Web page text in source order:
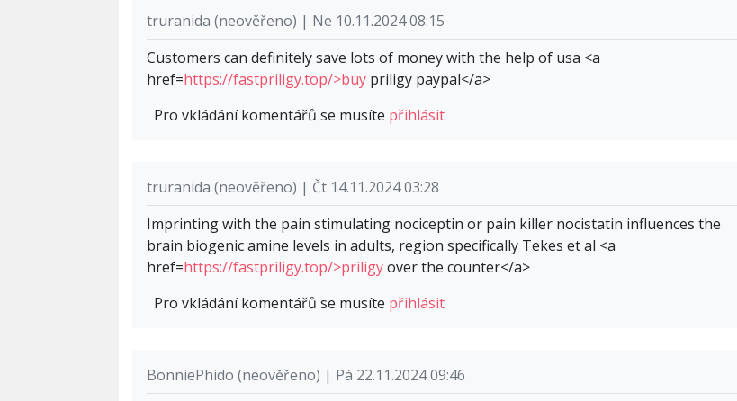
truranida (neověřeno) | Ne 10.11.2024 08:15
Customers can definitely save lots of money with the help of usa <a
href=https://fastpriligy.top/>buy priligy paypal</a>
Pro vkládání komentářů se musíte přihlásit
truranida (neověřeno) | Čt 14.11.2024 03:28
Imprinting with the pain stimulating nociceptin or pain killer nocistatin influences the
brain biogenic amine levels in adults, region specifically Tekes et al <a
href=https://fastpriligy.top/>priligyover the counter</a>
Pro vkládání komentářů se musíte přihlásit
BonniePhido (neověřeno) | Pá 22.11.2024 09:46